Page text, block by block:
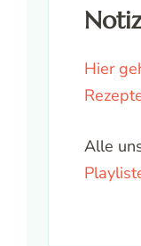
Hier
Alle